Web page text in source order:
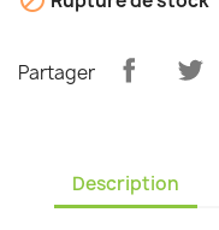
Partager
Description